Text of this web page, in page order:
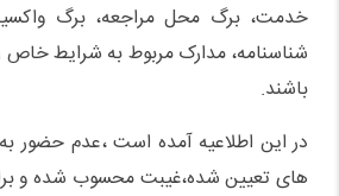
خدمت، برگ محل مراجعه، برگ
شناسنامه، مدارک مربوط به شرایط خاص
باشند.
در این اطلاعیه آمده است ،عدم حضور